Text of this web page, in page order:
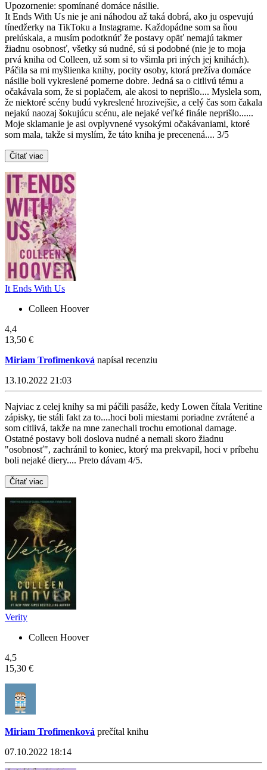
Upozornenie: spomínané domáce násilie.
It Ends With Us nie je ani náhodou až taká dobrá, ako ju ospevujú
tínedžerky na TikToku a Instagrame. Každopádne som sa ňou
prelúskala, a musím podotknúť že postavy opäť nemajú takmer
žiadnu osobnosť, všetky sú nudné, sú si podobné (nie je to moja
prvá kniha od Colleen, už som si to všimla pri iných jej knihách).
Páčila sa mi myšlienka knihy, pocity osoby, ktorá prežíva domáce
násilie boli vykreslené pomerne dobre. Jedná sa o citlivú tému a
očakávala som, že si poplačem, ale akosi to neprišlo.... Myslela som,
že niektoré scény budú vykreslené hrozivejšie, a celý čas som čakala
nejakú naozaj šokujúcu scénu, ale nejaké veľké finále neprišlo......
Moje sklamanie je asi ovplyvnené vysokými očakávaniami, ktoré
som mala, takže si myslím, že táto kniha je precenená.... 3/5
Čítať viac
It Ends With Us
Colleen Hoover
4,4
13,50 €
Miriam Trofimenková napísal recenziu
13.10.2022 21:03
Najviac z celej knihy sa mi páčili pasáže, kedy Lowen čítala Veritine
zápisky, tie stáli fakt za to....hoci boli miestami poriadne zvrátené a
som citlivá, takže na mne zanechali trochu emotional damage.
Ostatné postavy boli doslova nudné a nemali skoro žiadnu
"osobnosť", zachránil to koniec, ktorý ma prekvapil, hoci v príbehu
boli nejaké diery.... Preto dávam 4/5.
Čítať viac
Verity
Colleen Hoover
4,5
15,30 €
Miriam Trofimenková prečítal knihu
07.10.2022 18:14